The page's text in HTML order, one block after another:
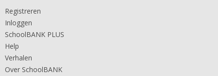
Registreren
Inloggen
SchoolBANK PLUS
Help
Verhalen
Over SchoolBANK